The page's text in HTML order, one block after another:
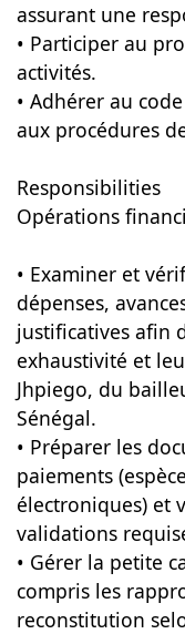
assurant une
• Participer au
activités.
• Adhérer au
aux procédures
Responsibilities
Opérations
• Examiner et
dépenses,
justificatives afin
exhaustivité et
Jhpiego, du
Sénégal.
• Préparer les
paiements
électroniques) et
validations
• Gérer la petite
compris les
reconstitution